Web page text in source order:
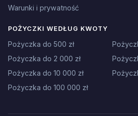
Warunki i prywatność
POŻYCZKI WEDŁUG KWOTY
Pożyczka do 500 zł
Pożyczka do 2 000 zł
Pożyczka do 10 000 zł
Pożyczka do 100 000 zł